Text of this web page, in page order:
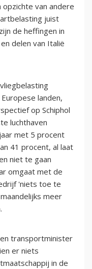
van andere
juist
de heffingen in
delen van Italië
landen,
op Schiphol
luchthaven
met 5 procent
41 procent, al laat
niet te gaan
omgaat met de
'niets toe te
meer
transportminister
er niets
in de